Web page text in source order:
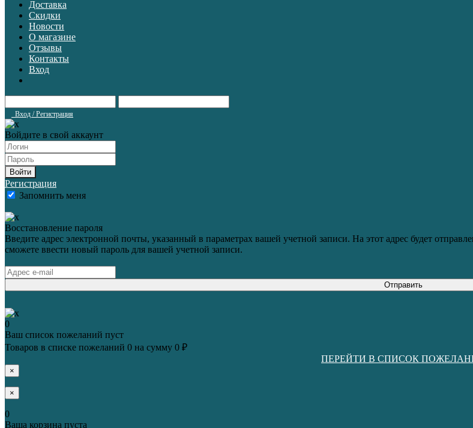
Доставка
Скидки
Новости
О магазине
Отзывы
Контакты
Вход
Вход / Регистрация
Войдите в свой аккаунт
Войти
Регистрация
Запомнить меня
Восстановление пароля
Введите адрес электронной почты, указанный в параметрах вашей учетной записи. На этот адрес будет
сможете ввести новый пароль для вашей учетной записи.
Отправить
0
Ваш список пожеланий пуст
Товаров в списке пожеланий 0 на сумму 0 ₽
ПЕРЕЙТИ В СПИСОК
×
×
0
Ваша корзина пуста